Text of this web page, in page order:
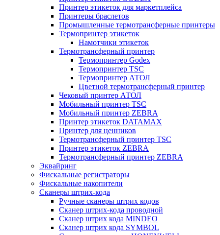
Принтер этикеток для маркетплейса
Принтеры браслетов
Промышленные термотрансферные принтеры
Термопринтер этикеток
Намотчики этикеток
Термотрансферный принтер
Термопринтер Godex
Термопринтер TSC
Термопринтер АТОЛ
Цветной термотрансферный принтер
Чековый принтер АТОЛ
Мобильный принтер TSC
Мобильный принтер ZEBRA
Принтер этикеток DATAMAX
Принтер для ценников
Термотрансферный принтер TSC
Принтер этикеток ZEBRA
Термотрансферный принтер ZEBRA
Эквайринг
Фискальные регистраторы
Фискальные накопители
Сканеры штрих-кода
Ручные сканеры штрих кодов
Сканер штрих-кода проводной
Сканер штрих кода MINDEO
Сканер штрих кода SYMBOL